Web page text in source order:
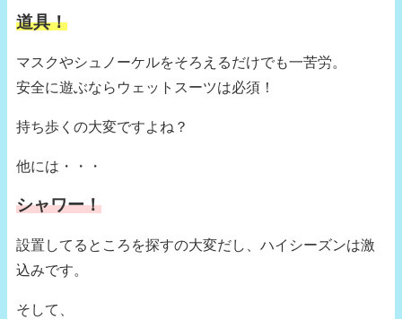
道具！
マスクやシュノーケルをそろえるだけでも一苦労。
安全に遊ぶならウェットスーツは必須！
持ち歩くの大変ですよね？
他には・・・
シャワー！
設置してるところを探すの大変だし、ハイシーズンは激
込みです。
そして、